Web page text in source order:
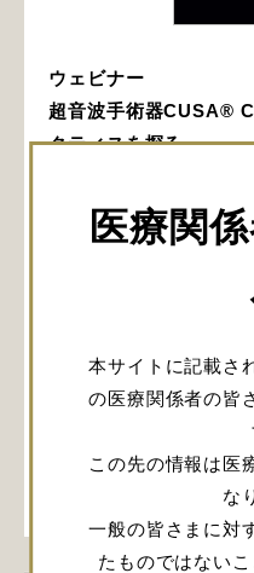
医療関
本サイトに記載さ
の医療関係者の皆
この先の情報は医
な
一般の皆さまに対
たものではない
ウェビナー
超音波手術器CUSA®
クティスを探る
悪性腫瘍摘出術におけ
頭蓋底腫瘍治療におけ
脳神経外科）
私たちのCUSA®
活かすため（演題名は
山本 哲哉 先生（横浜
こち